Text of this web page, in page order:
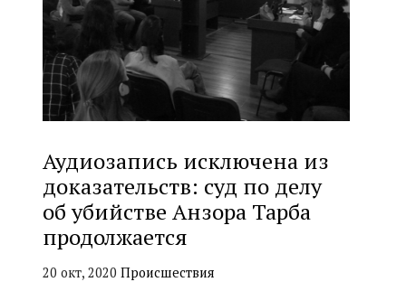
Аудиозапись исключена из
доказательств: суд по делу
об убийстве Анзора Тарба
продолжается
20 окт, 2020 Происшествия